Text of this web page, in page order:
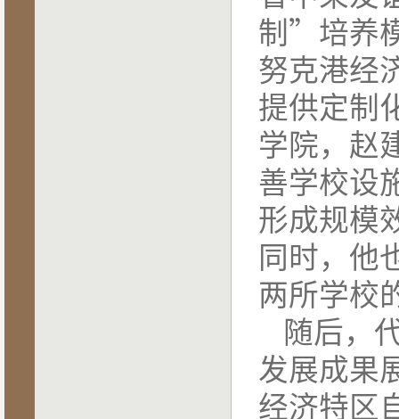
制”培养
努克港经
提供定制
学院，赵
善学校设
形成规模
同时，他
两所学校
随后，
发展成果
经济特区